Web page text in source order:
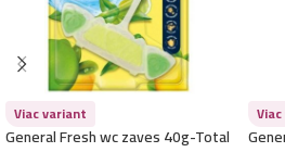
Viac variant
General Fresh wc zaves 40g-Total